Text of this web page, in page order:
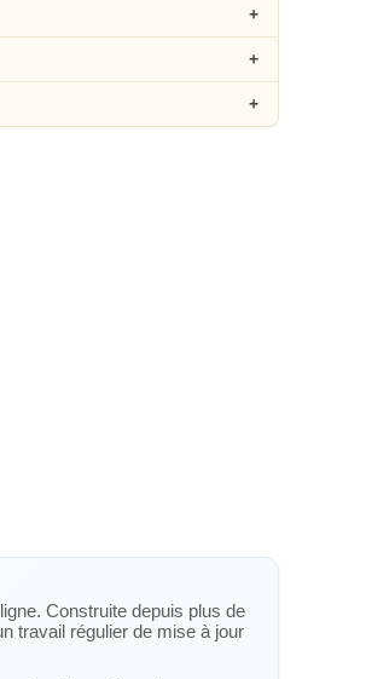
Construite depuis plus de
travail régulier de mise à jour